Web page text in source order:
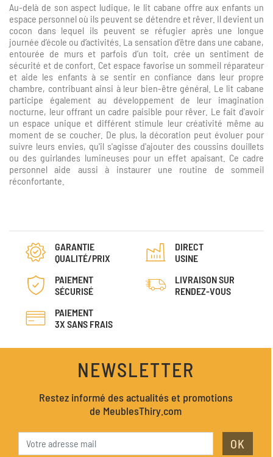
Au-delà de son aspect ludique, le lit cabane offre aux enfants un
espace personnel où ils peuvent se détendre et rêver. Il devient un
cocon dans lequel ils peuvent se réfugier après une longue
journée d’école ou d’activités. La sensation d’être dans une cabane,
entourée de murs et parfois d’un toit, crée un sentiment de
sécurité et de confort. Cet espace favorise un sommeil réparateur
et aide les enfants à se sentir en confiance dans leur propre
chambre, contribuant ainsi à leur bien-être général. Le lit cabane
participe également au développement de leur imagination
nocturne, leur offrant un cadre paisible pour rêver. Le fait d'avoir
un espace unique et différent stimule leur créativité même au
moment de se coucher. De plus, la décoration peut évoluer pour
suivre leurs envies, qu'il s'agisse d'ajouter des coussins douillets
ou des guirlandes lumineuses pour un effet apaisant. Ce cadre
personnel aide aussi à instaurer une routine de sommeil
réconfortante.
GARANTIE
QUALITÉ/PRIX
DIRECT
USINE
PAIEMENT
SÉCURISÉ
LIVRAISON SUR
RENDEZ-VOUS
PAIEMENT
3X SANS FRAIS
NEWSLETTER
Restez informé des actualités et promotions
de MeublesThiry.com
OK